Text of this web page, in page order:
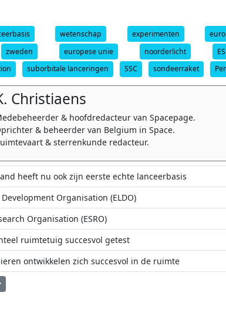
wetenschap experimenten
zweden europese unie noorderlicht
suborbitale lanceringen SSC sondeerraket
Christiaens
& hoofdredacteur van Spacepage.
& beheerder van Belgium in Space.
& sterrenkunde redacteur.
heeft nu ook zijn eerste echte lanceerbasis
Organisation (ELDO)
Organisation (ESRO)
ruimtetuig succesvol getest
ontwikkelen zich succesvol in de ruimte
3 satellieten succesvol in de ruimte gebracht door Indiase raket
ESA's herbruikbare Themis raket wordt voor de eerste maal